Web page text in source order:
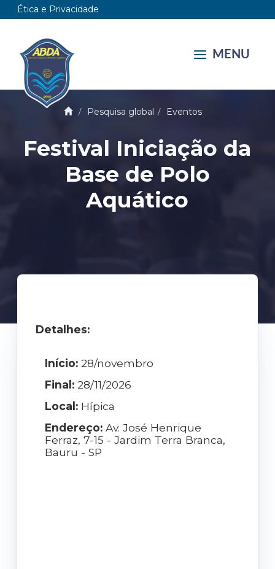
Ética e Privacidade
MENU
Pesquisa global Eventos
Festival Iniciação da
Base de Polo
Aquático
Detalhes:
Início: 28/novembro
Final: 28/11/2026
Local: Hípica
Endereço:Av. José Henrique
Ferraz, 7-15 - Jardim Terra Branca,
Bauru - SP